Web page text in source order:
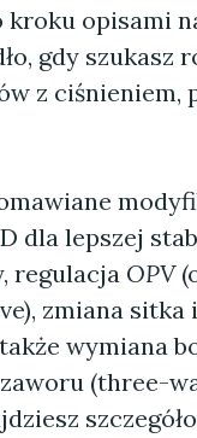
kroku opisami
gdy szukasz
z ciśnieniem,
dla lepszej
regulacja OPV
zmiana
wymiana
(three-